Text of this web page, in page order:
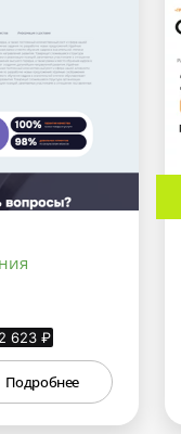
2 623 ₽
Подробнее